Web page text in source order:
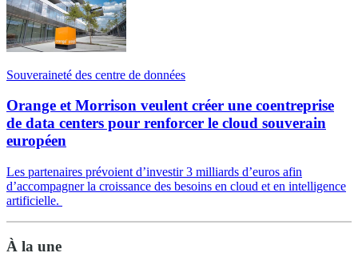
Souveraineté des centre de données
Orange et Morrison veulent créer une coentreprise
de data centers pour renforcer le cloud souverain
européen
Les partenaires prévoient d’investir 3 milliards d’euros afin
d’accompagner la croissance des besoins en cloud et en intelligence
artificielle.
À la une